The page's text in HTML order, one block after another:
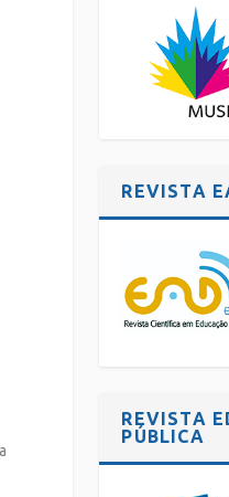
REVISTA
REVISTA
PÚBLICA